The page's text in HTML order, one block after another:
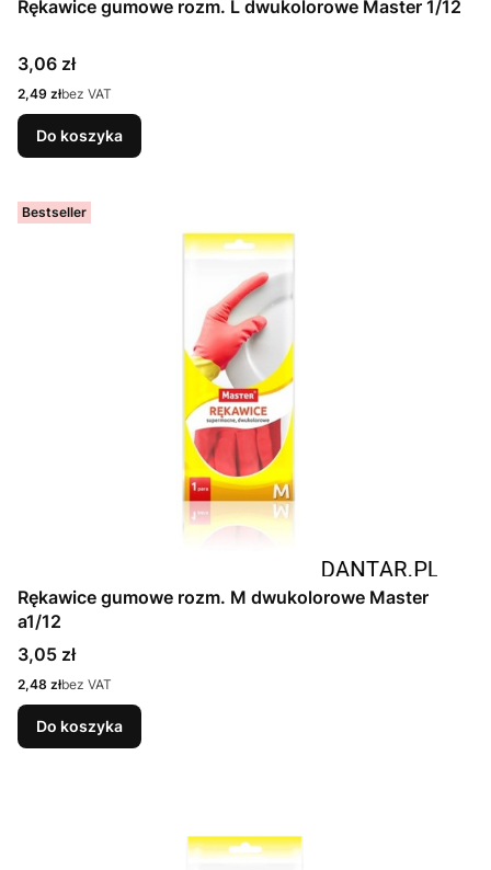
Rękawice gumowe rozm. L dwukolorowe Master 1/12
Cena
3,06 zł
Cena
2,49 złbez VAT
Do koszyka
Bestseller
Rękawice gumowe rozm. M dwukolorowe Master
a1/12
Cena
3,05 zł
Cena
2,48 złbez VAT
Do koszyka